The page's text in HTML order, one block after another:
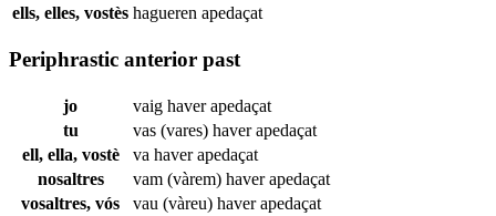
ells, elles, vostès hagueren apedaçat
Periphrastic anterior past
jo vaig haverapedaçat
tu
vas (vares) haverapedaçat
ell, ella, vostè
va haverapedaçat
nosaltres
vam (vàrem) haverapedaçat
vosaltres, vós
vau (vàreu) haverapedaçat